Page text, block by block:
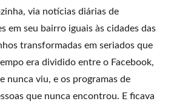
via notícias diárias de
em seu bairro iguais às cidades das
transformadas em seriados que
era dividido entre o Facebook,
nunca viu, e os programas de
que nunca encontrou. E ficava